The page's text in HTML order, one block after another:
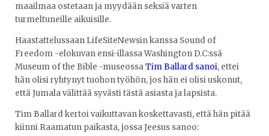
maailmaa ostetaan ja myydään seksiä varten
turmeltuneille aikuisille.
Haastattelussaan LifeSiteNewsin kanssa Sound of
Freedom -elokuvan ensi-illassa Washington D.C:ssä
Museum of the Bible -museossaTim Ballard sanoi, ettei
hän olisi ryhtynyt tuohon työhön, jos hän ei olisi uskonut,
että Jumala välittää syvästi tästä asiasta ja lapsista.
Tim Ballard kertoi vaikuttavan koskettavasti, että hän pitää
kiinni Raamatun paikasta, jossa Jeesus sanoo: